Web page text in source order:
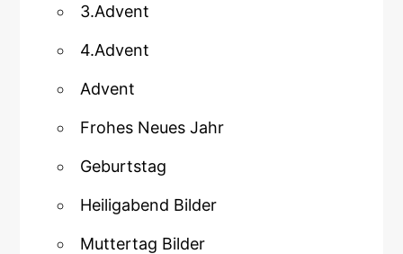
3.Advent
4.Advent
Advent
Frohes Neues Jahr
Geburtstag
Heiligabend Bilder
Muttertag Bilder